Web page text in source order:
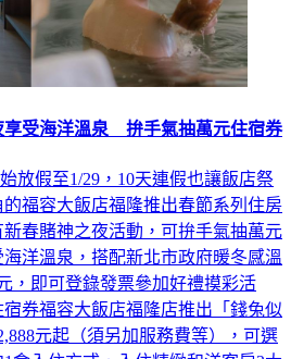
享受海洋溫泉 拚手氣抽萬元住宿券
放假至1/29，10天連假也讓飯店祭
福容大飯店福隆推出春節系列住房
春賭神之夜活動，可拚手氣抽萬元
洋溫泉，搭配新北市政府暖冬感溫
，即可登錄發票參加好禮摸彩活
券福容大飯店福隆店推出「錢兔似
元起（須另加服務費等），可選